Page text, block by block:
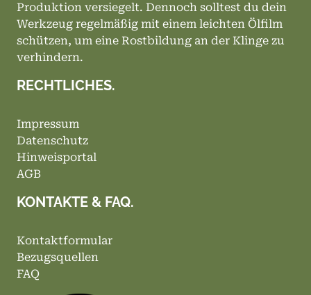
Produktion versiegelt. Dennoch solltest du dein
Werkzeug regelmäßig mit einem leichten Ölfilm
schützen, um eine Rostbildung an der Klinge zu
verhindern.
RECHTLICHES.
Impressum
Datenschutz
Hinweisportal
AGB
KONTAKTE & FAQ.
Kontaktformular
Bezugsquellen
FAQ